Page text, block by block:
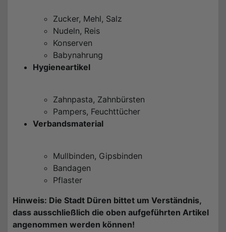
Zucker, Mehl, Salz
Nudeln, Reis
Konserven
Babynahrung
Hygieneartikel
Zahnpasta, Zahnbürsten
Pampers, Feuchttücher
Verbandsmaterial
Mullbinden, Gipsbinden
Bandagen
Pflaster
Hinweis: Die Stadt Düren bittet um Verständnis,
dass ausschließlich die oben aufgeführten Artikel
angenommen werden können!